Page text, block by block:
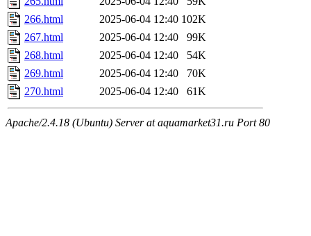
266.html
2025-06-04 12:40 102K
267.html
2025-06-04 12:40
99K
268.html
2025-06-04 12:40
54K
269.html
2025-06-04 12:40
70K
270.html
2025-06-04 12:40 61K
Apache/2.4.18 (Ubuntu) Server at aquamarket31.ru Port 80